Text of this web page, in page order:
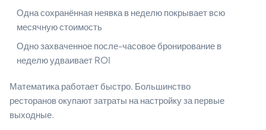
Одна сохранённая неявка в неделю покрывает всю
месячную стоимость
Одно захваченное после-часовое бронирование в
неделю удваивает ROI
Математика работает быстро. Большинство
ресторанов окупают затраты на настройку за первые
выходные.